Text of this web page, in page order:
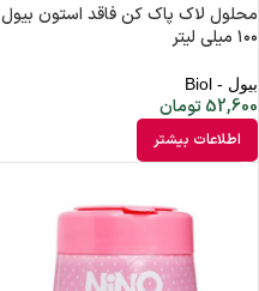
محلول لاک پاک کن فاقد استون بیول
۱۰۰ میلی لیتر
بیول - Biol
52,600تومان
اطلاعات بیشتر